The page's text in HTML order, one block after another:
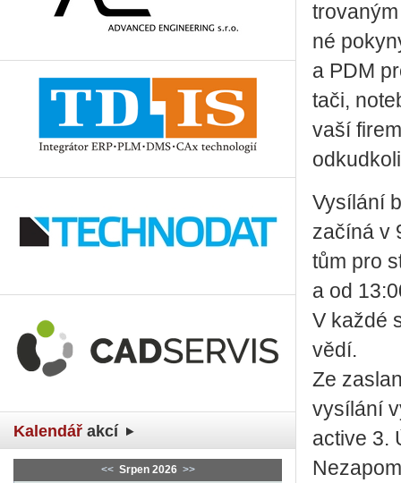
Kalendář akcí
<< Srpen 2026 >>
né
a PDM
ta­či,
vaší
Vy­sí­lá­ní
za­čí­ná v
tům pro
a od
V každé
vě­dí.
Ze
vy­sí­lá­ní
acti­ve 3.